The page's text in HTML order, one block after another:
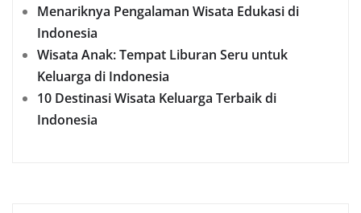
Menariknya Pengalaman Wisata Edukasi di
Indonesia
Wisata Anak: Tempat Liburan Seru untuk
Keluarga di Indonesia
10 Destinasi Wisata Keluarga Terbaik di
Indonesia